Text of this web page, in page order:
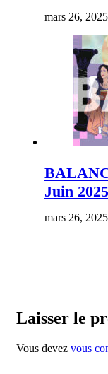
mars 26, 2025
Juin 2025
mars 26, 2025
Laisser le
Vous devez vous